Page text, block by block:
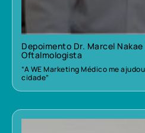
Depoimento Dr. Marcel
Oftalmologista
“A WE Marketing Médico me
cidade”